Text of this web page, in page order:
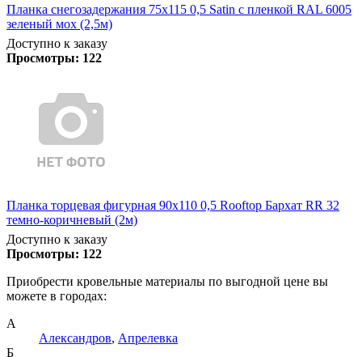
Планка снегозадержания 75х115 0,5 Satin с пленкой RAL 6005
зеленый мох (2,5м)
Доступно к заказу
Просмотры: 122
Планка торцевая фигурная 90х110 0,5 Rooftop Бархат RR 32
темно-коричневый (2м)
Доступно к заказу
Просмотры: 122
Приобрести кровельные материалы по выгодной цене вы
можете в городах:
А
Александров, Апрелевка
Б